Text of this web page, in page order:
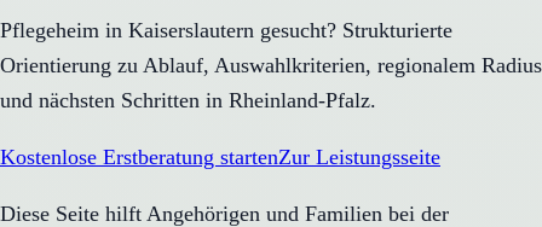
Pflegeheim in Kaiserslautern gesucht? Strukturierte
Orientierung zu Ablauf, Auswahlkriterien, regionalem Radius
und nächsten Schritten in Rheinland-Pfalz.
Kostenlose Erstberatung startenZur Leistungsseite
Diese Seite hilft Angehörigen und Familien bei der